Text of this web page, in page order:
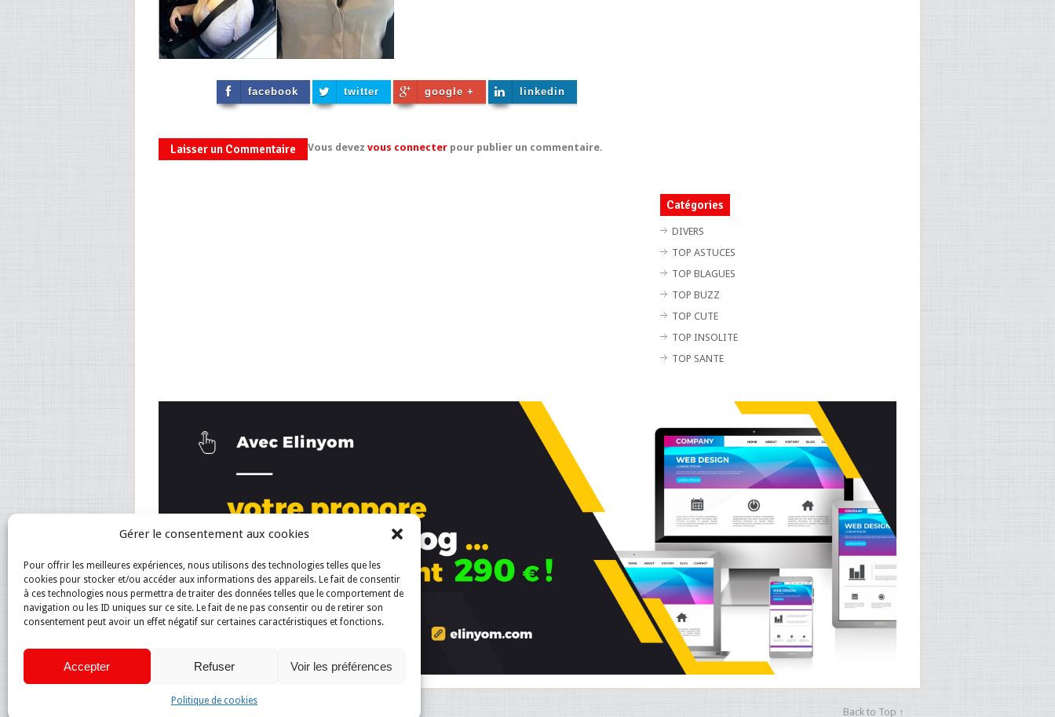
Gérer le consentement aux cookies
Pour offrir les meilleures expériences, nous utilisons des technologies telles que les
cookies pour stocker et/ou accéder aux informations des appareils. Le fait de consentir
à ces technologies nous permettra de traiter des données telles que le comportement de
navigation ou les ID uniques sur ce site. Le fait de ne pas consentir ou de retirer son
consentement peut avoir un effet négatif sur certaines caractéristiques et fonctions.
Accepter Refuser Voir les préférences
Politique de cookies
facebook twitter google + linkedin
Laisser un Commentaire Vous devez vous connecter pour publier un commentaire.
Catégories
DIVERS
TOP ASTUCES
TOP BLAGUES
TOP BUZZ
TOP CUTE
TOP INSOLITE
TOP SANTE
Back to Top ↑